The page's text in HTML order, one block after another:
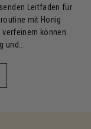
Leitfaden für
mit Honig
können.
und...